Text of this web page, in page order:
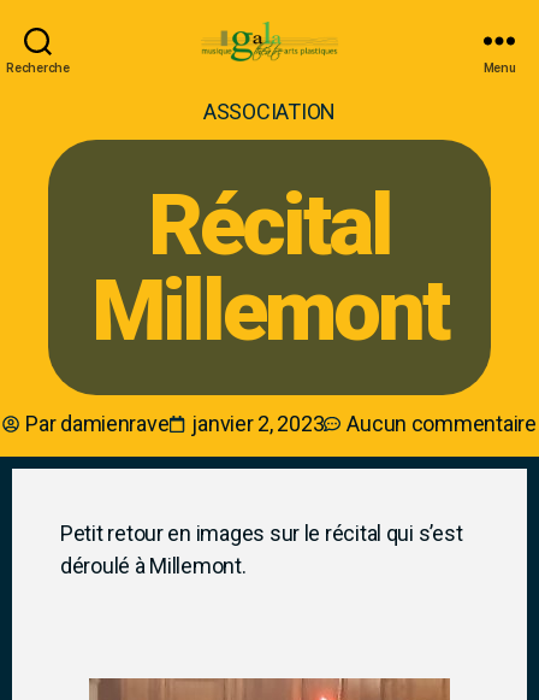
Recherche Menu
ASSOCIATION
Récital
Millemont
Pardamienrave janvier 2, 2023 Aucun commentaire
Petit retour en images sur le récital qui s’est
déroulé à Millemont.